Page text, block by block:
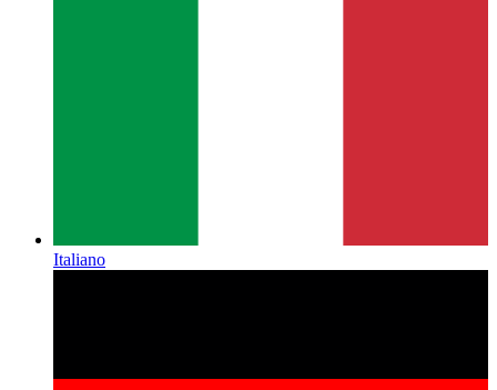
Italiano